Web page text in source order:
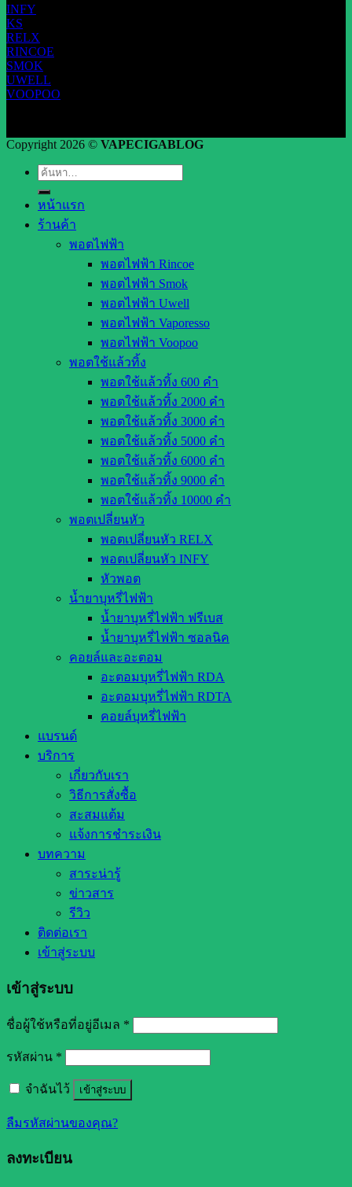
INFY
KS
RELX
RINCOE
SMOK
UWELL
VOOPOO
Copyright 2026 © VAPECIGABLOG
ค้นหา:
หน้าแรก
ร้านค้า
พอตไฟฟ้า
พอตไฟฟ้า Rincoe
พอตไฟฟ้า Smok
พอตไฟฟ้า Uwell
พอตไฟฟ้า Vaporesso
พอตไฟฟ้า Voopoo
พอตใช้แล้วทิ้ง
พอตใช้แล้วทิ้ง 600 คำ
พอตใช้แล้วทิ้ง 2000 คำ
พอตใช้แล้วทิ้ง 3000 คำ
พอตใช้แล้วทิ้ง 5000 คำ
พอตใช้แล้วทิ้ง 6000 คำ
พอตใช้แล้วทิ้ง 9000 คำ
พอตใช้แล้วทิ้ง 10000 คำ
พอตเปลี่ยนหัว
พอตเปลี่ยนหัว RELX
พอตเปลี่ยนหัว INFY
หัวพอต
น้ำยาบุหรี่ไฟฟ้า
น้ำยาบุหรี่ไฟฟ้า ฟรีเบส
น้ำยาบุหรี่ไฟฟ้า ซอลนิค
คอยล์และอะตอม
อะตอมบุหรี่ไฟฟ้า RDA
อะตอมบุหรี่ไฟฟ้า RDTA
คอยล์บุหรี่ไฟฟ้า
แบรนด์
บริการ
เกี่ยวกับเรา
วิธีการสั่งซื้อ
สะสมแต้ม
แจ้งการชำระเงิน
บทความ
สาระน่ารู้
ข่าวสาร
รีวิว
ติดต่อเรา
เข้าสู่ระบบ
เข้าสู่ระบบ
ชื่อผู้ใช้หรือที่อยู่อีเมล *
รหัสผ่าน *
จำฉันไว้ เข้าสู่ระบบ
ลืมรหัสผ่านของคุณ?
ลงทะเบียน